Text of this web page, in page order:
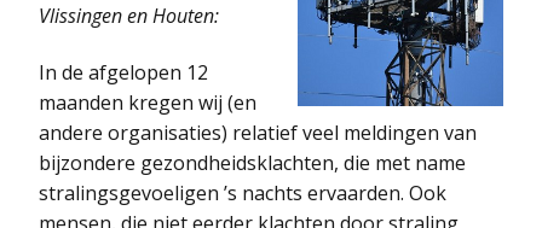
Vlissingen en Houten:
In de afgelopen 12
maanden kregen wij (en
andere organisaties) relatief veel meldingen van
bijzondere gezondheidsklachten, die met name
stralingsgevoeligen ’s nachts ervaarden. Ook